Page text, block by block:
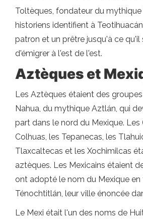
Toltèques, fondateur du
historiens identifient à
patron et un prêtre jusqu'à ce
d'émigrer à l'est de l'est.
Aztèques et
Les Aztèques étaient des
Nahua, du mythique Aztlán, qui
part dans le nord du Mexique. Les
Colhuas, les Tepanecas, les
Tlaxcaltecas et les Xochimilcas
aztèques. Les Mexicains étaient
ont adopté le nom du Mexique
Ténochtitlán, leur ville énoncée
Le Mexi était l'un des noms de